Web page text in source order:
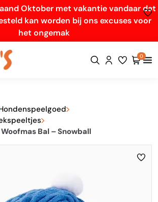
Oktober met vakantie vandaar dat
kan worden bij ons excuses voor
het ongemak
0
Bal – Snowball